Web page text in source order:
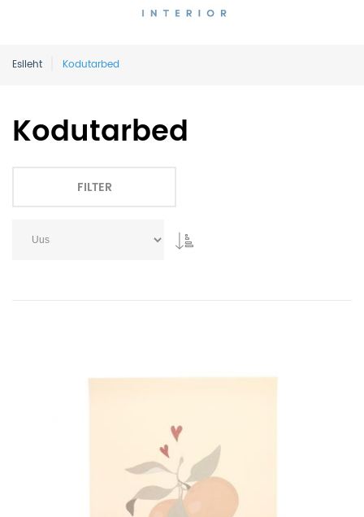
Esileht Kodutarbed
Kodutarbed
FILTER